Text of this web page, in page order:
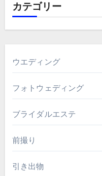
カテゴリー
ウエディング
フォトウェディング
ブライダルエステ
前撮り
引き出物